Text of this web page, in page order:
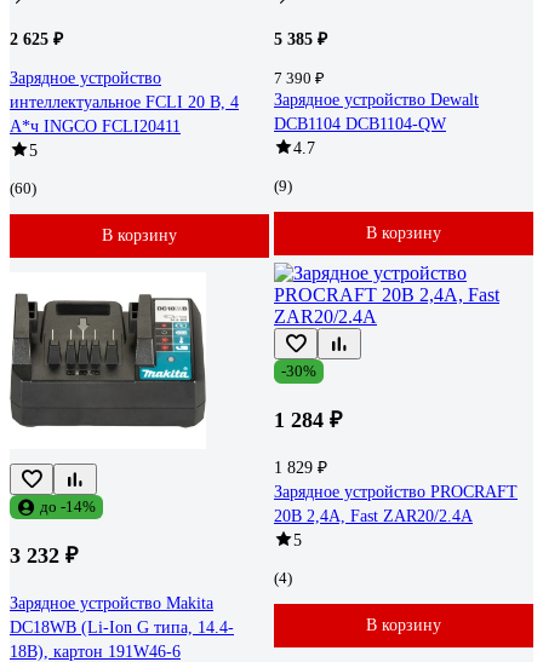
2 625 ₽
Зарядное устройство
интеллектуальное FCLI 20 В, 4
А*ч INGCO FCLI20411
5
(60)
В корзину
5 385 ₽
7 390 ₽
Зарядное устройство Dewalt
DCB1104 DCB1104-QW
4.7
(9)
В корзину
до -14%
3 232 ₽
Зарядное устройство Makita
DC18WB (Li-Ion G типа, 14.4-
18В), картон 191W46-6
-30%
1 284 ₽
1 829 ₽
Зарядное устройство PROCRAFT
20В 2,4А, Fast ZAR20/2.4A
5
(4)
В корзину